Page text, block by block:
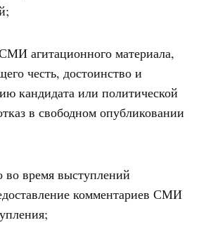
агитационного материала,
честь, достоинство и
кандидата или политической
в свободном опубликовании
во время выступлений
комментариев СМИ